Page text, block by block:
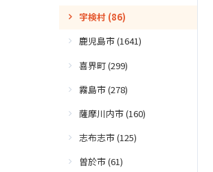
宇検村 (86)
鹿児島市 (1641)
喜界町 (299)
霧島市 (278)
薩摩川内市 (160)
志布志市 (125)
曽於市 (61)